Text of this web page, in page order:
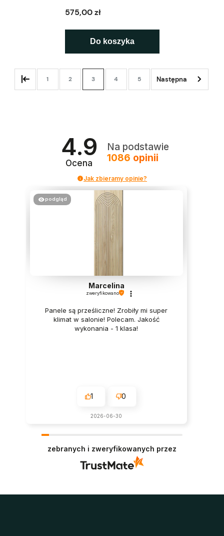
575,00 zł
Do koszyka
1 2 3 4 5
4.9
Ocena
Na podstawie
1086 opinii
Jak zbieramy opinie?
podgląd
Marcelina
zweryfikowano
Panele są prześliczne! Zrobiły mi super
klimat w salonie! Polecam. Jakość
wykonania - 1 klasa!
1 0
2026-06-30
zebranych i zweryfikowanych przez